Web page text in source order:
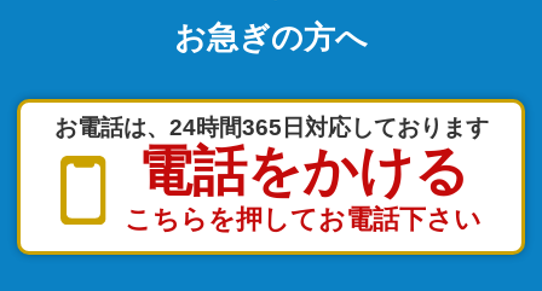
お急ぎの方へ
お電話は、24時間365日対応しております
電話をかける
こちらを押してお電話下さい